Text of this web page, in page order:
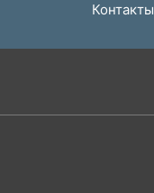
Контакты